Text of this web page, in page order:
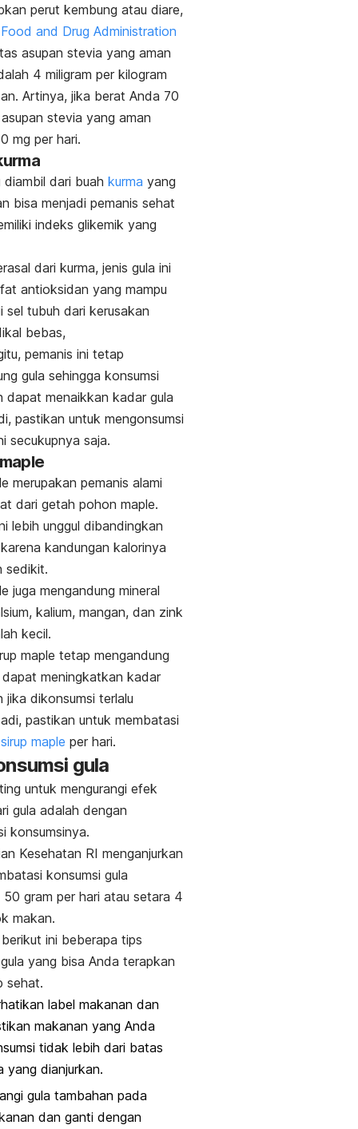
perut kembung atau diare,
Food and Drug Administration
asupan stevia yang aman
4 miligram per kilogram
Artinya, jika berat Anda 70
stevia yang aman
mg per hari.
diambil dari buah kurma yang
bisa menjadi pemanis sehat
indeks glikemik yang
dari kurma, jenis gula ini
antioksidan yang mampu
sel tubuh dari kerusakan
bebas,
pemanis ini tetap
gula sehingga konsumsi
dapat menaikkan kadar gula
pastikan untuk mengonsumsi
secukupnya saja.
merupakan pemanis alami
dari getah pohon maple.
lebih unggul dibandingkan
kandungan kalorinya
sedikit.
juga mengandung mineral
kalium, mangan, dan zink
kecil.
maple tetap mengandung
meningkatkan kadar
jika dikonsumsi terlalu
pastikan untuk membatasi
sirup maple per hari.
gula
untuk mengurangi efek
gula adalah dengan
konsumsinya.
Kesehatan RI menganjurkan
konsumsi gula
gram per hari atau setara 4
makan.
ini beberapa tips
yang bisa Anda terapkan
sehat.
label makanan dan
makanan yang Anda
tidak lebih dari batas
yang dianjurkan.
gula tambahan pada
dan ganti dengan